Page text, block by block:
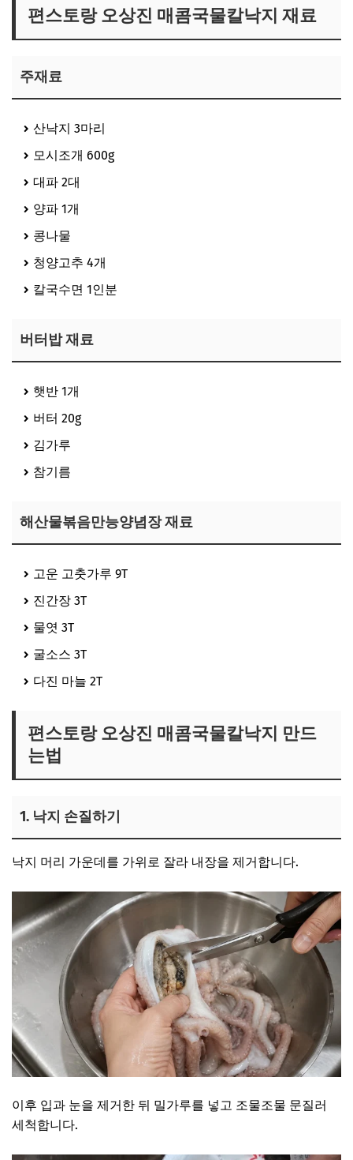
편스토랑 오상진 매콤국물칼낙지 재료
주재료
산낙지 3마리
모시조개 600g
대파 2대
양파 1개
콩나물
청양고추 4개
칼국수면 1인분
버터밥 재료
햇반 1개
버터 20g
김가루
참기름
해산물볶음만능양념장 재료
고운 고춧가루 9T
진간장 3T
물엿 3T
굴소스 3T
다진 마늘 2T
편스토랑 오상진 매콤국물칼낙지 만드
는법
1. 낙지 손질하기
낙지 머리 가운데를 가위로 잘라 내장을 제거합니다.
이후 입과 눈을 제거한 뒤 밀가루를 넣고 조물조물 문질러
세척합니다.